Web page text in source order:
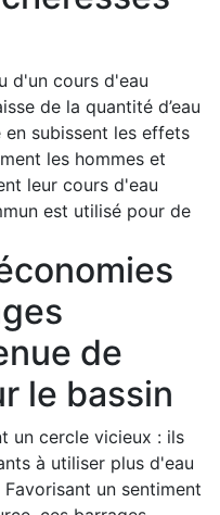
d'un cours d'eau
de la quantité d’eau
subissent les effets
les hommes et
leur cours d'eau
est utilisé pour de
de
le bassin
un cercle vicieux : ils
à utiliser plus d'eau
un sentiment